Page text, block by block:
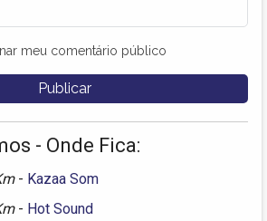
meu comentário público
- Onde Fica:
- Kazaa Som
- Hot Sound